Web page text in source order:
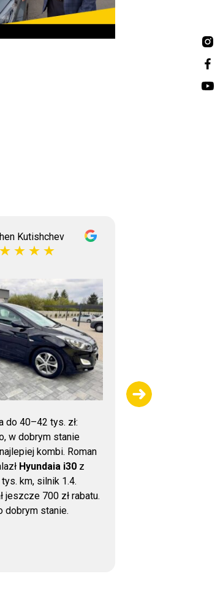
Kutishchev
do 40–42 tys. zł:
w dobrym stanie
kombi. Roman
Hyundaia i30 z
km, silnik 1.4.
jeszcze 700 zł rabatu.
dobrym stanie.